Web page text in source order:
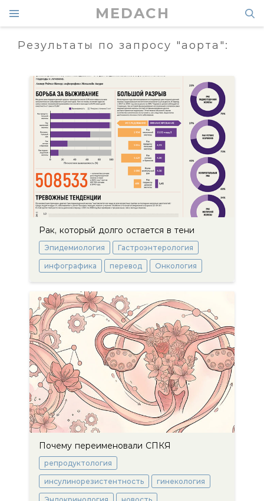
MEDACH
Результаты по запросу "аорта":
Рак, который долго остается в тени
Эпидемиология Гастроэнтерология
инфографика перевод Онкология
Почему переименовали СПКЯ
репродуктология
инсулинорезистентность гинекология